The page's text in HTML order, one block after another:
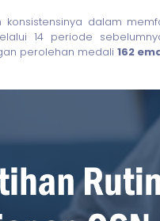
dalam
14 periode
perolehan medali 162